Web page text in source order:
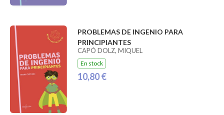
PROBLEMAS DE INGENIO PARA
PRINCIPIANTES
CAPÓ DOLZ, MIQUEL
En stock
10,80 €